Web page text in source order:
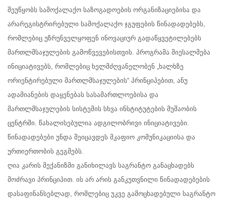
შეუწყობს სამოქალაქო საზოგადოების ორგანიზაციებისა და
არარეგისტრირებული სამოქალაქო ჯგუფების წინადადებებს,
რომლებიც უზრუნველყოფენ ინოვაციურ გადაწყვეტილებებს
მართლმსაჯულების გამოწვევებისთვის. პროგრამა მიესალმება
ინიციატივებს, რომლებიც ხელმძღვანელობენ „ხალხზე
ორიენტირებული მართლმსაჯულების“ პრინციპებით, ანუ
ადამიანების დაყენებას სასამართლოებისა და
მართლმსაჯულების სისტემის სხვა ინსტიტუტების მუშაობის
ცენტრში. წახალისებულია ადგილობრივი ინიციატივები.
წინადადებები უნდა შეიცავდეს მკაფიო კომუნიკაციისა და
ურთიერთობის გეგმებს.
ღია კარის მექანიზმი განიხილავს საგრანტო განაცხადებს
მოძრავი პრინციპით. ის არ არის განკუთვნილი წინადადებების
დასაფინანსებლად, რომლებიც უკვე გამოცხადებული საგრანტო